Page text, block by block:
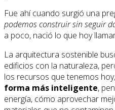
Fue ahí cuando surgió una
podemos construir sin seguir
a poco, nació lo que hoy
La arquitectura sostenible
edificios con la naturaleza,
los recursos que tenemos
forma más inteligente,
energía, cómo aprovechar